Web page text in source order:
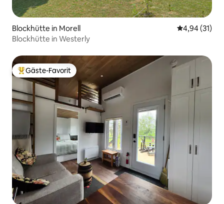
Blockhütte in Morell
4,94 (31)
Blockhütte in Westerly
Beliebter Gäste-Favorit.
Gäste-Favorit